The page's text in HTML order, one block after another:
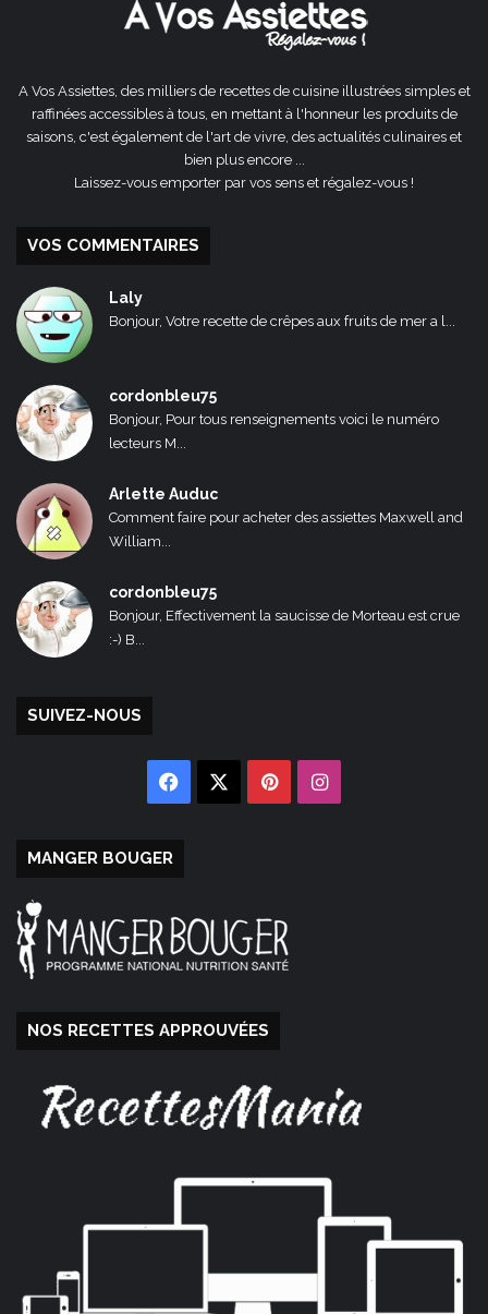
A Vos Assiettes, des milliers de recettes de cuisine illustrées simples et
raffinées accessibles à tous, en mettant à l'honneur les produits de
saisons, c'est également de l'art de vivre, des actualités culinaires et
bien plus encore ...
Laissez-vous emporter par vos sens et régalez-vous !
VOS COMMENTAIRES
Laly
Bonjour, Votre recette de crêpes aux fruits de mer a l...
cordonbleu75
Bonjour, Pour tous renseignements voici le numéro
lecteurs M...
Arlette Auduc
Comment faire pour acheter des assiettes Maxwell and
William...
cordonbleu75
Bonjour, Effectivement la saucisse de Morteau est crue
:-) B...
SUIVEZ-NOUS
Facebook PinterestInstagram
MANGER BOUGER
NOS RECETTES APPROUVÉES